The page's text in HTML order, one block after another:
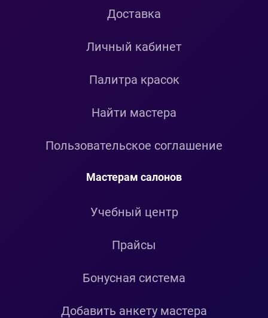
Доставка
Личный кабинет
Палитра красок
Найти мастера
Пользовательское соглашение
Мастерам салонов
Учебный центр
Прайсы
Бонусная система
Добавить анкету мастера